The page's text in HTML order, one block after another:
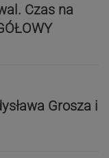
Czas na
Grosza i